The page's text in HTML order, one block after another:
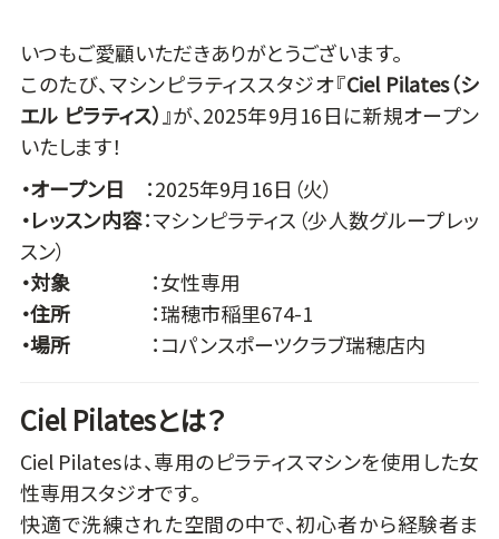
いつもご愛顧いただきありがとうございます。
このたび、マシンピラティススタジオ『Ciel Pilates（シ
エル ピラティス） 』が、2025年9月16日に新規オープン
いたします！
・オープン日 ：2025年9月16日（火）
・レッスン内容：マシンピラティス（少人数グループレッ
スン）
・対象
：女性専用
・住所
：瑞穂市稲里674-1
・場所
：コパンスポーツクラブ瑞穂店内
Ciel Pilatesとは？
Ciel Pilatesは、専用のピラティスマシンを使用した女
性専用スタジオです。
快適で洗練された空間の中で、初心者から経験者ま